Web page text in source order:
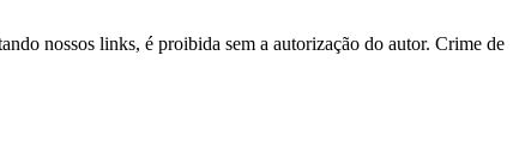
nossos links, é proibida sem a autorização do autor. Crime de